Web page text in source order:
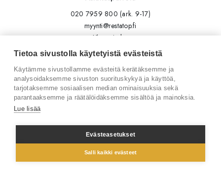
020 7959 800 (ark. 9-17)
myynti@restatop.fi
Yhteystiedot
Lähetä viesti
Seuraa meitä
Tilaa uutiskirje
Facebook
© 2026 Restatop Oy
Tietoa sivustolla käytetyistä evästeistä
Käytämme sivustollamme evästeitä kerätäksemme ja
analysoidaksemme sivuston suorituskykyä ja käyttöä,
tarjotaksemme sosiaalisen median ominaisuuksia sekä
parantaaksemme ja räätälöidäksemme sisältöä ja mainoksia.
Lue lisää
Evästeasetukset
Salli kaikki evästeet